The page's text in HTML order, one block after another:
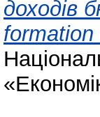
доходів